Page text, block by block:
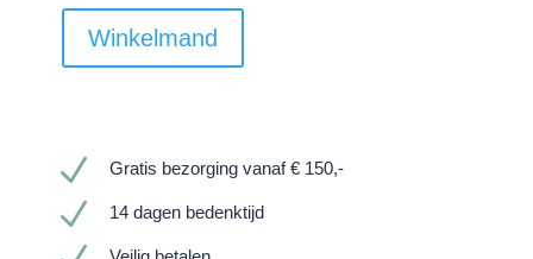
Winkelmand
N Gratis bezorging vanaf € 150,-
N 14 dagen bedenktijd